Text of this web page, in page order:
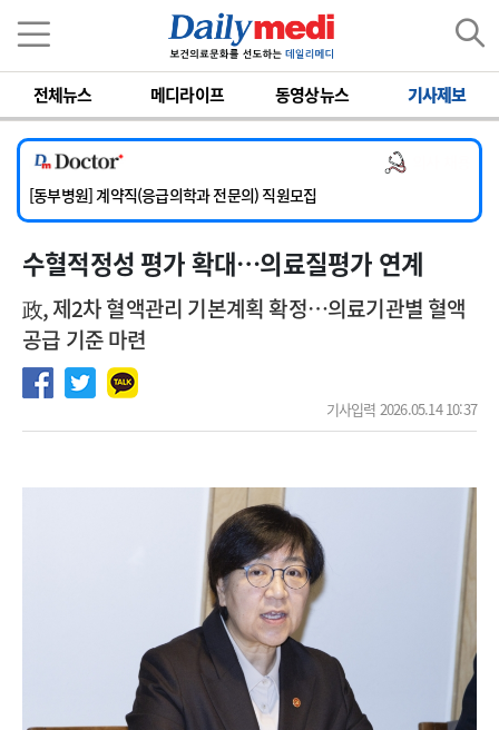
전체뉴스 메디라이프 동영상뉴스 기사제보
[서울아산병원] 2026년 하반기 인턴 모집
[영남대학교의료원] 마취통증의학과 임기제 임상의사 채용
[충남대학교병원] 소아청소년과(소아응급전담) 계약직 의사 공개채용
[동부병원] 계약직(응급의학과 전문의) 직원모집
[이대목동병원] 하반기 전공의(레지던트1년차) 모집
[서울아산병원] 2026년 하반기 인턴 모집
수혈적정성 평가 확대…의료질평가 연계
政, 제2차 혈액관리 기본계획 확정…의료기관별 혈액
공급 기준 마련
기사입력 2026.05.14 10:37